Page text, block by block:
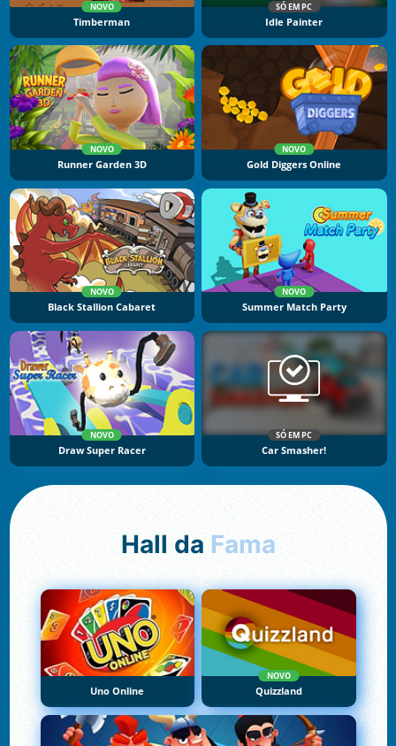
NOVO
Timberman
SÓ EM PC
Idle Painter
NOVO
Runner Garden 3D
NOVO
Gold Diggers Online
NOVO
Black Stallion Cabaret
NOVO
Summer Match Party
NOVO
Draw Super Racer
SÓ EM PC
Car Smasher!
Hall da Fama
Uno Online
NOVO
Quizzland